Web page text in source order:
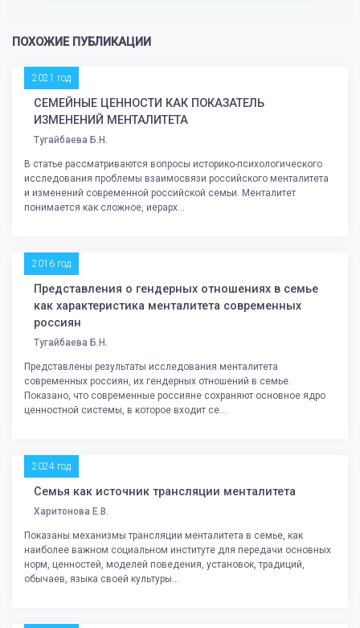
ПОХОЖИЕ ПУБЛИКАЦИИ
2021 год
СЕМЕЙНЫЕ ЦЕННОСТИ КАК ПОКАЗАТЕЛЬ
ИЗМЕНЕНИЙ МЕНТАЛИТЕТА
Тугайбаева Б.Н.
В статье рассматриваются вопросы историко-психологического
исследования проблемы взаимосвязи российского менталитета
и изменений современной российской семьи. Менталитет
понимается как сложное, иерарх...
2016 год
Представления о гендерных отношениях в семье
как характеристика менталитета современных
россиян
Тугайбаева Б.Н.
Представлены результаты исследования менталитета
современных россиян, их гендерных отношений в семье.
Показано, что современные россияне сохраняют основное ядро
ценностной системы, в которое входит се...
2024 год
Семья как источник трансляции менталитета
Харитонова Е.В.
Показаны механизмы трансляции менталитета в семье, как
наиболее важном социальном институте для передачи основных
норм, ценностей, моделей поведения, установок, традиций,
обычаев, языка своей культуры...